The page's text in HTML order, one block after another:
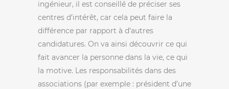
ingénieur, il est conseillé de préciser ses
centres d’intérêt, car cela peut faire la
différence par rapport à d’autres
candidatures. On va ainsi découvrir ce qui
fait avancer la personne dans la vie, ce qui
la motive. Les responsabilités dans des
associations (par exemple : président d’une